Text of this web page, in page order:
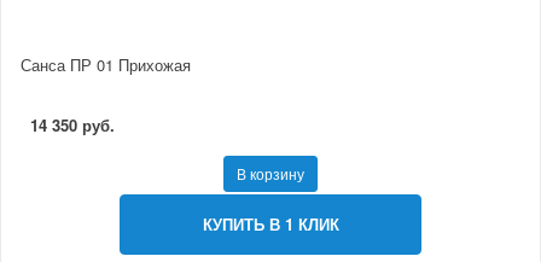
Санса ПР 01 Прихожая
14 350 руб.
В корзину
КУПИТЬ В 1 КЛИК